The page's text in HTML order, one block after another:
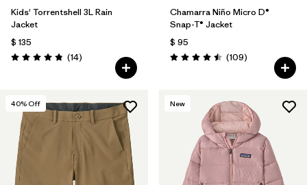
Kids' Torrentshell 3L Rain
Jacket
$ 135
Valoración: 4.9 / 5
(14Comentarios
)
Chamarra Niño Micro D®
Snap-T® Jacket
$ 95
Valoración: 4.5 / 5
(109Comentarios
)
40% Off New